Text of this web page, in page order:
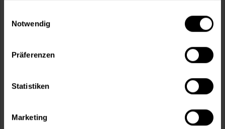
Notwendig
Präferenzen
Statistiken
Marketing
Kostenloser Versand ab 60 EUR
Persönliche Beratung unter